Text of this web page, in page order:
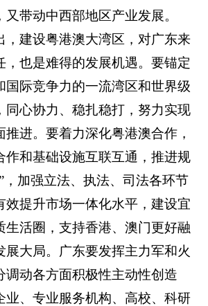
带动中西部地区产业发展。
，建设粤港澳大湾区，对广东来
，也是难得的发展机遇。要锚定
国际竞争力的一流湾区和世界级
同心协力、稳扎稳打，努力实现
进。要着力深化粤港澳合作，
作和基础设施互联互通，推进规
，加强立法、执法、司法各环节
效提升市场一体化水平，建设宜
生活圈，支持香港、澳门更好融
展大局。广东要发挥主力军和火
调动各方面积极性主动性创造
业、专业服务机构、高校、科研